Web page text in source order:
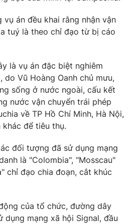
Infographic
VTV Thể thao
Bất động sản
Tấm lòng Việt
Vươn mình bằng AI
English
án đều khai rằng nhận vận
tuý là theo chỉ đạo từ bị cáo
là vụ án đặc biệt nghiêm
do Vũ Hoàng Oanh chủ mưu,
sống ở nước ngoài, cấu kết
nước vận chuyển trái phép
về TP Hồ Chí Minh, Hà Nội,
khác để tiêu thụ.
đối tượng đã sử dụng mạng
là "Colombia", "Mosscau"
chỉ đạo chia đoạn, cắt khúc
của tổ chức, đường dây
mạng xã hội Signal, đầu